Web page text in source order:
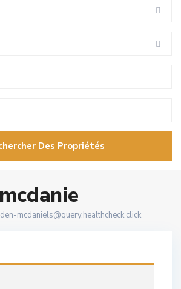
Des Propriétés
mcdaniels@query.healthcheck.click